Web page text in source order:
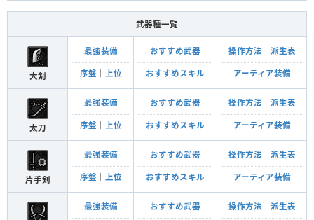
武器種一覧
大剣
最強装備
序盤 上位
おすすめ武器
おすすめスキル
操作方法 派生表
アーティア装備
太刀
最強装備
序盤 上位
おすすめ武器
おすすめスキル
操作方法 派生表
アーティア装備
片手剣
最強装備
序盤 上位
おすすめ武器
おすすめスキル
操作方法 派生表
アーティア装備
最強装備 おすすめ武器 操作方法 派生表